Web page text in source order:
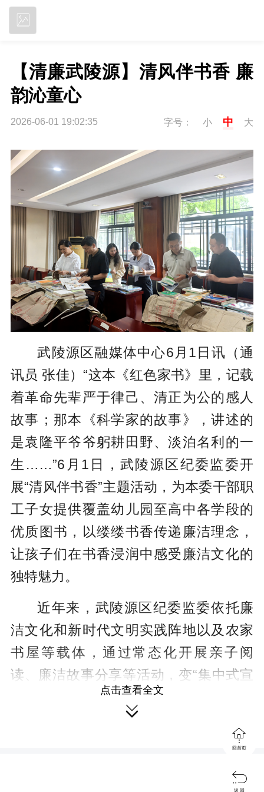
【清廉武陵源】清风伴书香 廉
韵沁童心
2026-06-01 19:02:35 字号： 小 中 大
武陵源区融媒体中心6月1日讯（通
讯员 张佳）“这本《红色家书》里，记载
着革命先辈严于律己、清正为公的感人
故事；那本《科学家的故事》，讲述的
是袁隆平爷爷躬耕田野、淡泊名利的一
生……”6月1日，武陵源区纪委监委开
展“清风伴书香”主题活动，为本委干部职
工子女提供覆盖幼儿园至高中各学段的
优质图书，以缕缕书香传递廉洁理念，
让孩子们在书香浸润中感受廉洁文化的
独特魅力。
近年来，武陵源区纪委监委依托廉
洁文化和新时代文明实践阵地以及农家
书屋等载体，通过常态化开展亲子阅
读、廉洁故事分享等活动，变“集中式宣
教”为“浸润式滋养”，让崇廉尚洁的种子
在孩子们心中悄然生根，引导广大家庭
在耳濡目染中涵养清正家风，营造了“读
点击查看全文


回首页

返 回